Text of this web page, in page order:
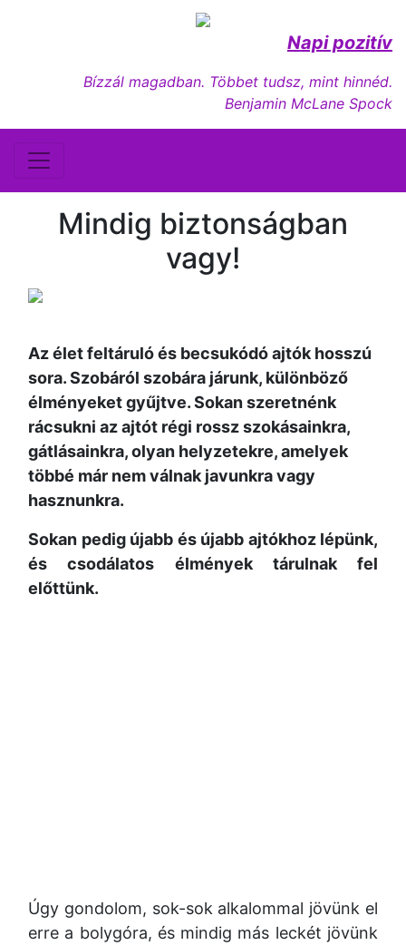
Napi pozitív
Bízzál magadban. Többet tudsz, mint hinnéd.
Benjamin McLane Spock
Mindig biztonságban
vagy!
Az élet feltáruló és becsukódó ajtók hosszú
sora. Szobáról szobára járunk, különböző
élményeket gyűjtve. Sokan szeretnénk
rácsukni az ajtót régi rossz szokásainkra,
gátlásainkra, olyan helyzetekre, amelyek
többé már nem válnak javunkra vagy
hasznunkra.
Sokan pedig újabb és újabb ajtókhoz lépünk,
és csodálatos élmények tárulnak fel
előttünk.
Úgy gondolom, sok-sok alkalommal jövünk el
erre a bolygóra, és mindig más leckét jövünk